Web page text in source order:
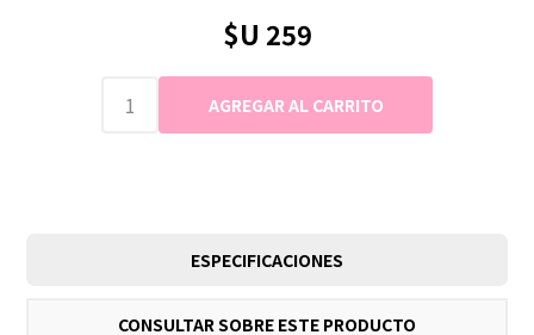
$U 259
ESPECIFICACIONES
CONSULTAR SOBRE ESTE PRODUCTO